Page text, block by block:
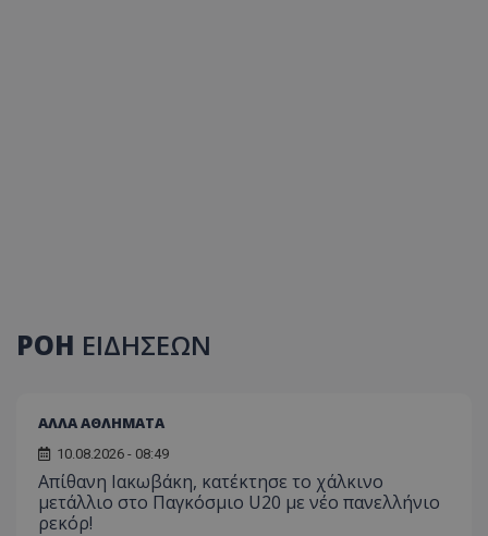
ΡΟΗ ΕΙΔΗΣΕΩΝ
ΑΛΛΑ ΑΘΛΗΜΑΤΑ
10.08.2026 - 08:49
Απίθανη Ιακωβάκη, κατέκτησε το χάλκινο
μετάλλιο στο Παγκόσμιο U20 με νέο πανελλήνιο
ρεκόρ!